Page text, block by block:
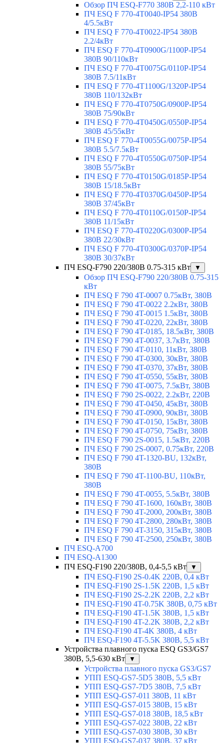
Обзор ПЧ ESQ-F770 380В 2,2-110 кВт
ПЧ ESQ F 770-4T0040-IP54 380В
4/5.5кВт
ПЧ ESQ F 770-4T0022-IP54 380В
2.2/4кВт
ПЧ ESQ F 770-4Т0900G/1100P-IP54
380В 90/110кВт
ПЧ ESQ F 770-4T0075G/0110P-IP54
380В 7.5/11кВт
ПЧ ESQ F 770-4T1100G/1320P-IP54
380В 110/132кВт
ПЧ ESQ F 770-4T0750G/0900P-IP54
380В 75/90кВт
ПЧ ESQ F 770-4T0450G/0550P-IP54
380В 45/55кВт
ПЧ ESQ F 770-4T0055G/0075P-IP54
380В 5.5/7.5кВт
ПЧ ESQ F 770-4T0550G/0750P-IP54
380В 55/75кВт
ПЧ ESQ F 770-4T0150G/0185P-IP54
380В 15/18.5кВт
ПЧ ESQ F 770-4T0370G/0450P-IP54
380В 37/45кВт
ПЧ ESQ F 770-4T0110G/0150P-IP54
380В 11/15кВт
ПЧ ESQ F 770-4T0220G/0300P-IP54
380В 22/30кВт
ПЧ ESQ F 770-4T0300G/0370P-IP54
380В 30/37кВт
ПЧ ESQ-F790 220/380В 0.75-315 кВт
▼
Обзор ПЧ ESQ-F790 220/380В 0.75-315
кВт
ПЧ ESQ F 790 4T-0007 0.75кВт, 380В
ПЧ ESQ F 790 4T-0022 2.2кВт, 380В
ПЧ ESQ F 790 4T-0015 1.5кВт, 380В
ПЧ ESQ F 790 4T-0220, 22кВт, 380В
ПЧ ESQ F 790 4T-0185, 18.5кВт, 380В
ПЧ ESQ F 790 4T-0037, 3.7кВт, 380В
ПЧ ESQ F 790 4T-0110, 11кВт, 380В
ПЧ ESQ F 790 4T-0300, 30кВт, 380В
ПЧ ESQ F 790 4T-0370, 37кВт, 380В
ПЧ ESQ F 790 4T-0550, 55кВт, 380В
ПЧ ESQ F 790 4T-0075, 7.5кВт, 380В
ПЧ ESQ F 790 2S-0022, 2.2кВт, 220В
ПЧ ESQ F 790 4T-0450, 45кВт, 380В
ПЧ ESQ F 790 4T-0900, 90кВт, 380В
ПЧ ESQ F 790 4T-0150, 15кВт, 380В
ПЧ ESQ F 790 4T-0750, 75кВт, 380В
ПЧ ESQ F 790 2S-0015, 1.5кВт, 220В
ПЧ ESQ F 790 2S-0007, 0.75кВт, 220В
ПЧ ESQ F 790 4T-1320-BU, 132кВт,
380В
ПЧ ESQ F 790 4T-1100-BU, 110кВт,
380В
ПЧ ESQ F 790 4T-0055, 5.5кВт, 380В
ПЧ ESQ F 790 4T-1600, 160кВт, 380В
ПЧ ESQ F 790 4T-2000, 200кВт, 380В
ПЧ ESQ F 790 4T-2800, 280кВт, 380В
ПЧ ESQ F 790 4T-3150, 315кВт, 380В
ПЧ ESQ F 790 4T-2500, 250кВт, 380В
ПЧ ESQ-A700
ПЧ ESQ-A1300
ПЧ ESQ-F190 220/380В, 0,4-5,5 кВт
▼
ПЧ ESQ-F190 2S-0.4K 220В, 0,4 кВт
ПЧ ESQ-F190 2S-1.5K 220В, 1,5 кВт
ПЧ ESQ-F190 2S-2.2K 220В, 2,2 кВт
ПЧ ESQ-F190 4T-0.75K 380В, 0,75 кВт
ПЧ ESQ-F190 4T-1.5K 380В, 1,5 кВт
ПЧ ESQ-F190 4T-2.2K 380В, 2,2 кВт
ПЧ ESQ-F190 4T-4K 380В, 4 кВт
ПЧ ESQ-F190 4T-5.5K 380В, 5,5 кВт
Устройства плавного пуска ESQ GS3/GS7
380В, 5,5-630 кВт
▼
Устройства плавного пуска GS3/GS7
УПП ESQ-GS7-5D5 380В, 5,5 кВт
УПП ESQ-GS7-7D5 380В, 7,5 кВт
УПП ESQ-GS7-011 380В, 11 кВт
УПП ESQ-GS7-015 380В, 15 кВт
УПП ESQ-GS7-018 380В, 18,5 кВт
УПП ESQ-GS7-022 380В, 22 кВт
УПП ESQ-GS7-030 380В, 30 кВт
УПП ESQ-GS7-037 380В, 37 кВт